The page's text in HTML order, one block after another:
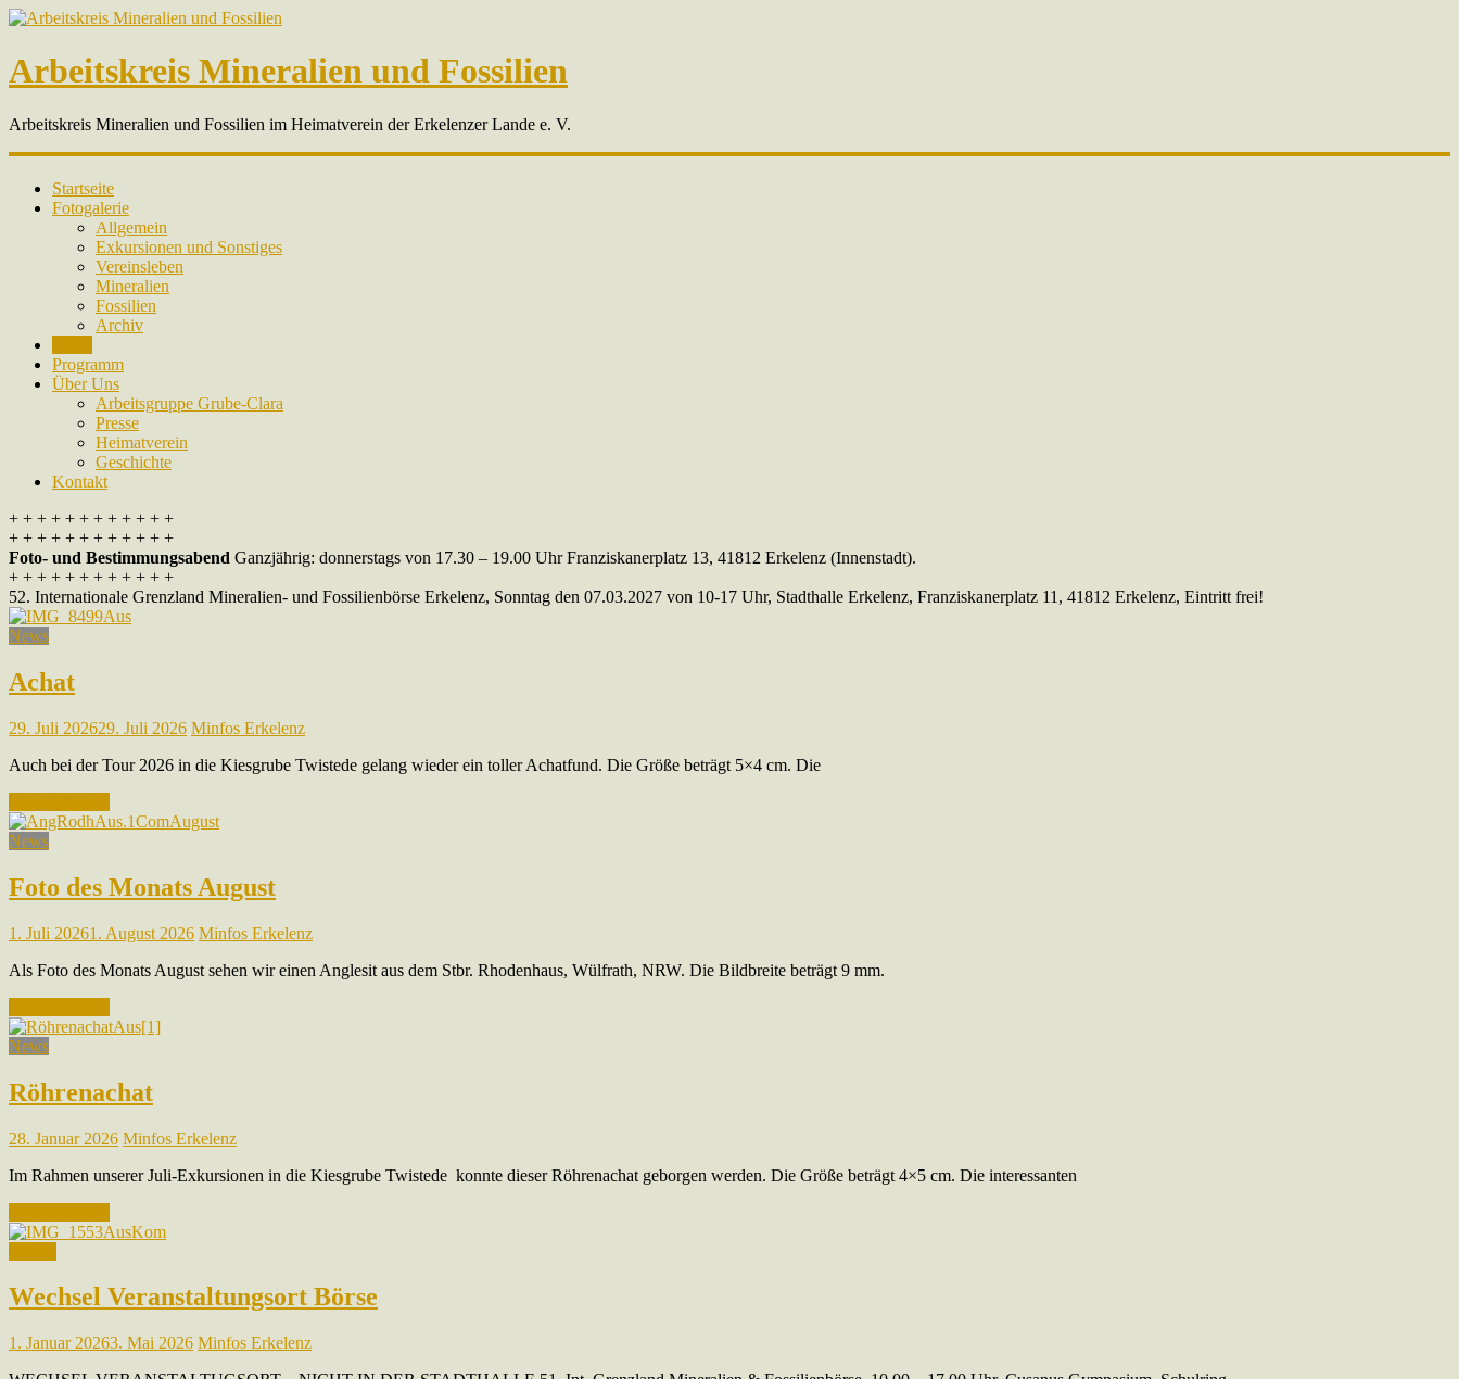
Arbeitskreis Mineralien und Fossilien
Arbeitskreis Mineralien und Fossilien im Heimatverein der Erkelenzer Lande e. V.
Startseite
Fotogalerie
Allgemein
Exkursionen und Sonstiges
Vereinsleben
Mineralien
Fossilien
Archiv
Programm
Über Uns
Arbeitsgruppe Grube-Clara
Presse
Heimatverein
Geschichte
Kontakt
+ + + + + + + + + + + +
+ + + + + + + + + + + +
Foto- und Bestimmungsabend Ganzjährig: donnerstags von 17.30 – 19.00 Uhr Franziskanerplatz 13, 41812 Erkelenz (Innenstadt).
+ + + + + + + + + + + +
52. Internationale Grenzland Mineralien- und Fossilienbörse Erkelenz, Sonntag den 07.03.2027 von 10-17 Uhr, Stadthalle Erkelenz, Franziskanerplatz 11, 41812 Erkelenz, Eintritt frei!
News
Achat
29. Juli 202629. Juli 2026 Minfos Erkelenz
Auch bei der Tour 2026 in die Kiesgrube Twistede gelang wieder ein toller Achatfund. Die Größe beträgt 5×4 cm. Die
News
Foto des Monats August
1. Juli 20261. August 2026 Minfos Erkelenz
Als Foto des Monats August sehen wir einen Anglesit aus dem Stbr. Rhodenhaus, Wülfrath, NRW. Die Bildbreite beträgt 9 mm.
News
Röhrenachat
28. Januar 2026 Minfos Erkelenz
Im Rahmen unserer Juli-Exkursionen in die Kiesgrube Twistede konnte dieser Röhrenachat geborgen werden. Die Größe beträgt 4×5 cm. Die interessanten
Wechsel Veranstaltungsort Börse
1. Januar 20263. Mai 2026 Minfos Erkelenz